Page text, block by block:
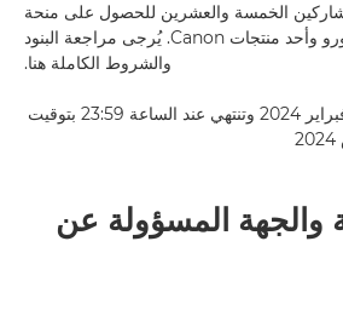
3 من المشاركين الخمسة والعشرين للحصول على منحة
بمبلغ 2000 يورو وأحد منتجات Canon. يُرجى مراجعة البنود
والشروط الكاملة هنا.
تبدأ من 12 فبراير 2024 وتنتهي عند الساعة 23:59 بتوقيت
والجهة المسؤولة عن